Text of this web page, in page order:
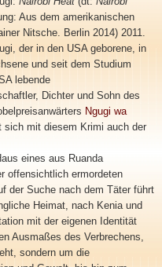
Aus dem amerikanischen
Nitsche. Berlin 2014) 2011.
, der in den USA geborene, in
und seit dem Studium
lebende
Dichter und Sohn des
Ngugi wa
sich mit diesem Krimi auch der
eines aus Ruanda
offensichtlich ermordeten
der Suche nach dem Täter führt
Heimat, nach Kenia und
mit der eigenen Identität
Ausmaßes des Verbrechens,
sondern um die